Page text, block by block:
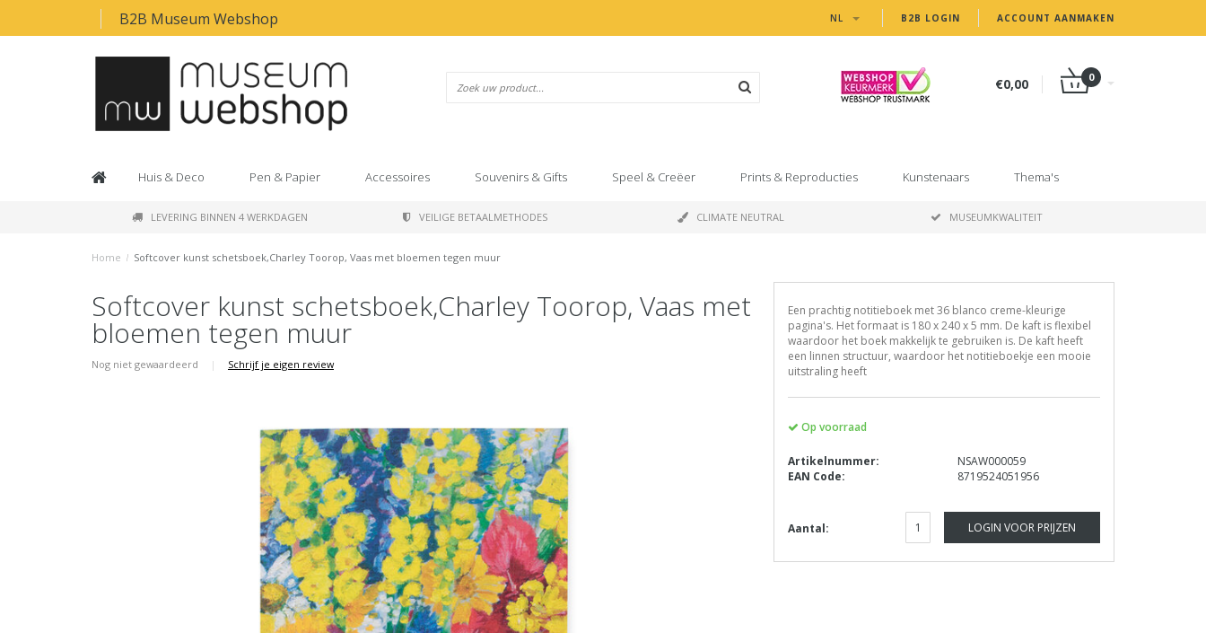
B2B Museum Webshop B2B LOGIN ACCOUNT AANMAKEN
NL
€0,00 0
Huis & Deco Pen & Papier Accessoires Souvenirs & Gifts Speel & Creëer Prints & Reproducties Kunstenaars Thema's
LEVERING BINNEN 4 WERKDAGEN VEILIGE BETAALMETHODES CLIMATE NEUTRAL MUSEUMKWALITEIT
Home / Softcover kunst schetsboek,Charley Toorop, Vaas met bloemen tegen muur
Softcover kunst schetsboek,Charley Toorop, Vaas met
bloemen tegen muur
Nog niet gewaardeerd | Schrijf je eigen review
Een prachtig notitieboek met 36 blanco creme-kleurige
pagina's. Het formaat is 180 x 240 x 5 mm. De kaft is flexibel
waardoor het boek makkelijk te gebruiken is. De kaft heeft
een linnen structuur, waardoor het notitieboekje een mooie
uitstraling heeft
Op voorraad
Artikelnummer:
NSAW000059
EAN Code:
8719524051956
Aantal: LOGIN VOOR PRIJZEN